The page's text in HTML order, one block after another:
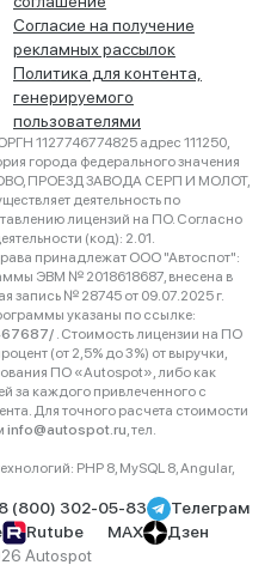
Согласие на получение
рекламных рассылок
Политика для контента,
генерируемого
пользователями
1127746774825 адрес 111250,
города федерального значения
ПРОЕЗД ЗАВОДА СЕРП И МОЛОТ,
деятельность по
лицензий на ПО. Согласно
(код): 2.01.
принадлежат ООО "Автоспот":
ЭВМ № 2018618687, внесена в
запись № 28745 от 09.07.2025 г.
указаны по ссылке:
. Стоимость лицензии на ПО
(от 2,5% до 3%) от выручки,
ПО «Autospot», либо как
за каждого привлеченного с
Для точного расчета стоимости
info@autospot.ru, тел.
PHP 8, MySQL 8, Angular,
8 (800) 302-05-83
Телеграм
Rutube MAX
Дзен
Autospot